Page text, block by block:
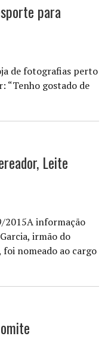
para
de fotografias perto
“Tenho gostado de
Leite
2015A informação
irmão do
nomeado ao cargo